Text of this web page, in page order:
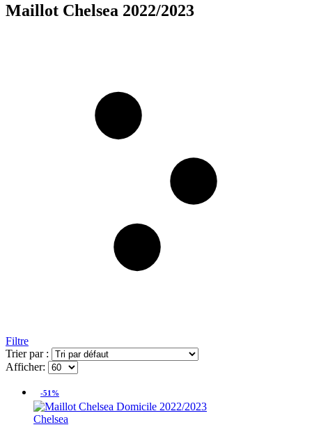
Maillot Chelsea 2022/2023
Filtre
Trier par :
Afficher:
-51%
Chelsea